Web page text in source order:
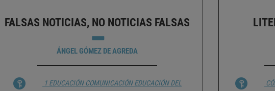
FALSAS NOTICIAS, NO NOTICIAS FALSAS
ÁNGEL GÓMEZ DE AGREDA
1 EDUCACIÓN COMUNICACIÓN EDUCACIÓN DEL